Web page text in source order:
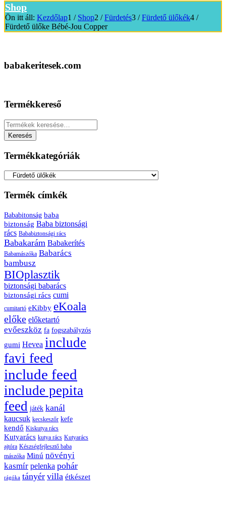
Shop
Ön itt áll: Kezdőlap1 / Shop2 / Fürdetés3 / Fürdető ülőkék4 /
Fürdető ülőke Bébé-Jou Copper
babakeritesek.com
Termékkereső
Keresés
a
következőre:
Keresés
Termékkategóriák
Termék címkék
Bababitonság baba
biztonság Baba biztonsági
rács Bababiztonsági rács
Babakarám Babakerítés
Babamászóka Babarács
bambusz
BIOplasztik
biztonsági babarács
biztonsági rács cumi
cumitartó eKibby eKoala
előke előketartó
evőeszköz fa fogszabályzós
gumi Hevea include
favi feed
include feed
include pepita
feed játék kanál
kaucsuk kecskeszőr kefe
kendő Kiskutya rács
Kutyarács kutya rács Kutyarács
ajtóra Készségfejlesztő baba
mászóka Minú növényi
kasmír pelenka pohár
rágóka tányér villa étkészet